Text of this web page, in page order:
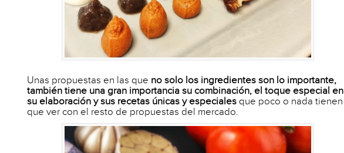
Unas propuestas en las que no solo los ingredientes son lo importante,
también tiene una gran importancia su combinación, el toque especial en
su elaboración y sus recetas únicas y especiales que poco o nada tienen
que ver con el resto de propuestas del mercado.